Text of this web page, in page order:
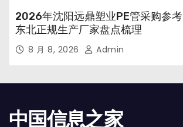
2026年沈阳远鼎塑业PE管采购参考
东北正规生产厂家盘点梳理
8 月 8, 2026 Admin
中国信息之家